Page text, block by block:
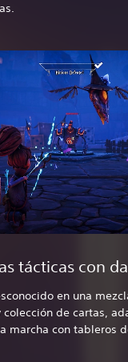
tácticas con
en una
de cartas,
marcha con tableros